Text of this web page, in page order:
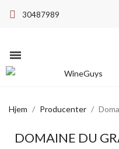
30487989
Hjem Producenter
DOMAINE DU